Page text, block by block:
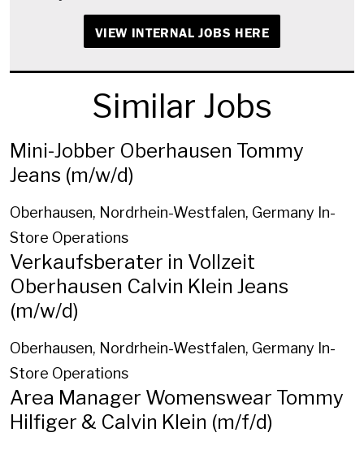
VIEW INTERNAL JOBS HERE
Similar Jobs
Mini-Jobber Oberhausen Tommy
Jeans (m/w/d)
Oberhausen, Nordrhein-Westfalen, Germany In-
Store Operations
Verkaufsberater in Vollzeit
Oberhausen Calvin Klein Jeans
(m/w/d)
Oberhausen, Nordrhein-Westfalen, Germany In-
Store Operations
Area Manager Womenswear Tommy
Hilfiger & Calvin Klein (m/f/d)